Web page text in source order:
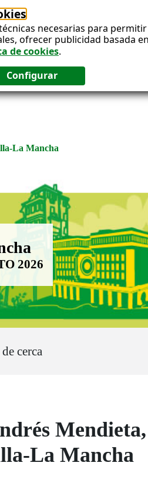
necesarias para
ofrecer publicidad basada
de cookies.
La Mancha
Mancha
2026
cerca
La Mancha